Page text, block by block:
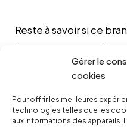
Gérer le
cookies
Pour offrir les meilleures
technologies telles que les
aux informations des appareils.
Reste à savoir si ce
le gouvernement
du désastre annoncé.
l’ambassadeur d’Israël
peu probable : dans un
ministère des affaires